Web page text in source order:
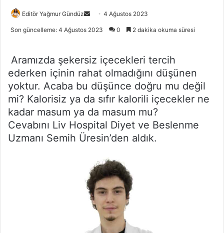
Editör Yağmur Gündüz
Bir
4 Ağustos 2023
Son güncelleme: 4 Ağustos 2023 0 2 dakika okuma süresi
Aramızda şekersiz içecekleri tercih
ederken içinin rahat olmadığını düşünen
yoktur. Acaba bu düşünce doğru mu değil
mi? Kalorisiz ya da sıfır kalorili içecekler ne
kadar masum ya da masum mu?
Cevabını Liv Hospital Diyet ve Beslenme
Uzmanı Semih Üresin’den aldık.